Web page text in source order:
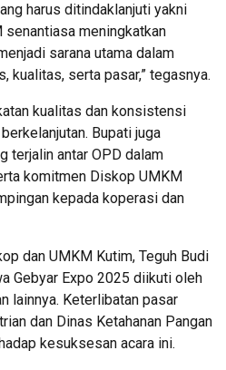
harus ditindaklanjuti yakni
senantiasa meningkatkan
sarana utama dalam
kualitas, serta pasar,” tegasnya.
kualitas dan konsistensi
Bupati juga
terjalin antar OPD dalam
komitmen Diskop UMKM
kepada koperasi dan
dan UMKM Kutim, Teguh Budi
Gebyar Expo 2025 diikuti oleh
lainnya. Keterlibatan pasar
dan Dinas Ketahanan Pangan
kesuksesan acara ini.